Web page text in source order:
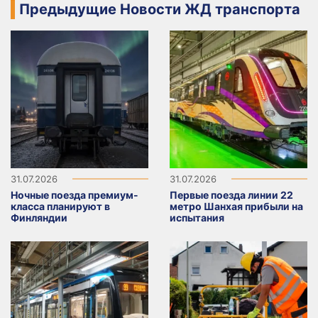
Предыдущие Новости ЖД транспорта
31.07.2026
Ночные поезда премиум-
класса планируют в
Финляндии
31.07.2026
Первые поезда линии 22
метро Шанхая прибыли на
испытания